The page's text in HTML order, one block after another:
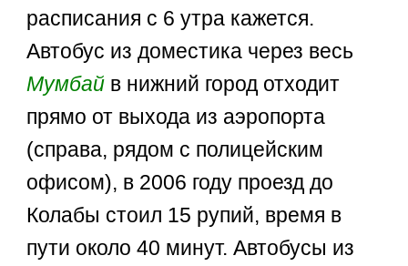
расписания с 6 утра кажется.
Автобус из доместика через весь
Мумбай в нижний город отходит
прямо от выхода из аэропорта
(справа, рядом с полицейским
офисом), в 2006 году проезд до
Колабы стоил 15 рупий, время в
пути около 40 минут. Автобусы из